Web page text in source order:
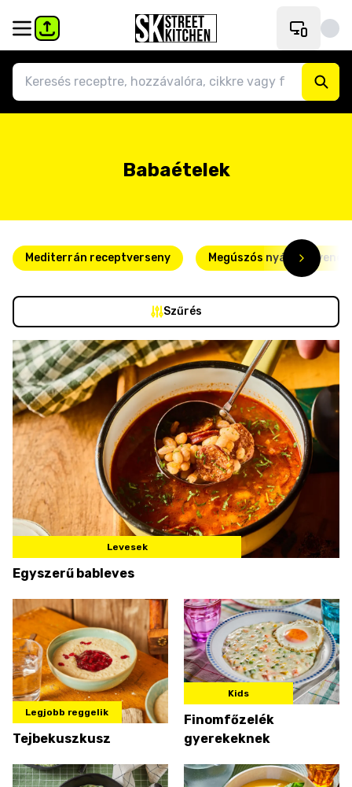
Babaételek
Mediterrán receptverseny Megúszós nyári
Szűrés
Levesek
Egyszerű bableves
Legjobb reggelik
Tejbekuszkusz
Kids
Finomfőzelék
gyerekeknek